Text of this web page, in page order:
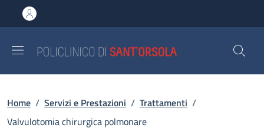
al contenuto principale
to footer content
Briciole di pane
Home / Servizi e Prestazioni / Trattamenti /
Valvulotomia chirurgica polmonare